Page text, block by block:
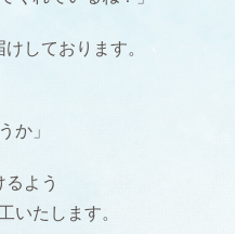
しております。
か」
よう
いたします。